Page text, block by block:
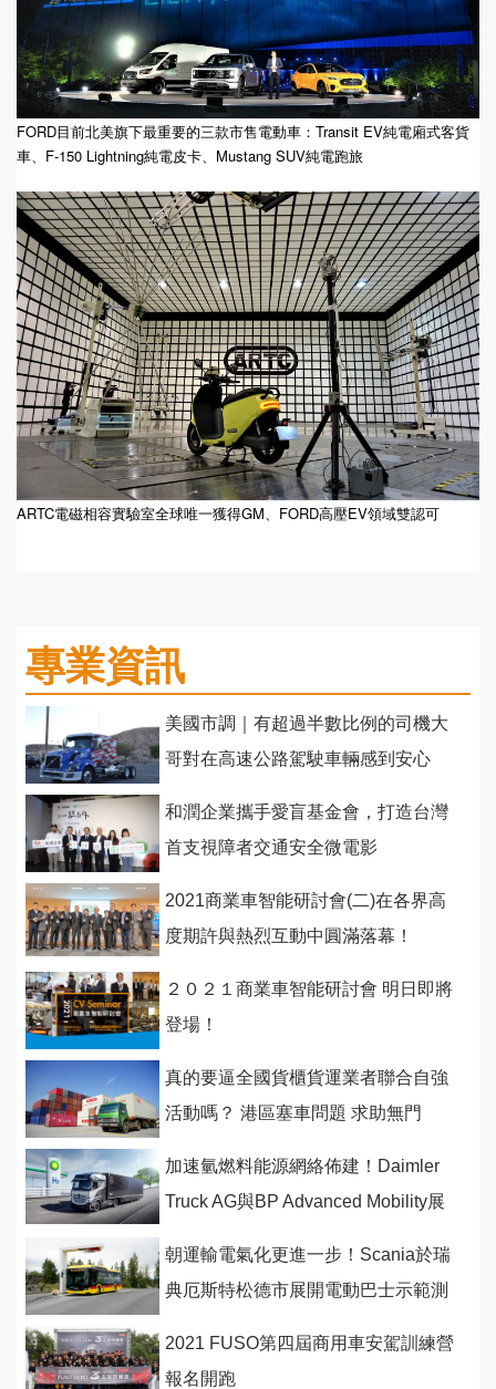
FORD目前北美旗下最重要的三款市售電動車：Transit EV純電廂式客貨
車、F-150 Lightning純電皮卡、Mustang SUV純電跑旅
ARTC電磁相容實驗室全球唯一獲得GM、FORD高壓EV領域雙認可
專業資訊
美國市調｜有超過半數比例的司機大
哥對在高速公路駕駛車輛感到安心
和潤企業攜手愛盲基金會，打造台灣
首支視障者交通安全微電影
2021商業車智能研討會(二)在各界高
度期許與熱烈互動中圓滿落幕！
２０２１商業車智能研討會 明日即將
登場！
真的要逼全國貨櫃貨運業者聯合自強
活動嗎？ 港區塞車問題 求助無門
加速氫燃料能源網絡佈建！Daimler
Truck AG與BP Advanced Mobility展
朝運輸電氣化更進一步！Scania於瑞
典厄斯特松德市展開電動巴士示範測
2021 FUSO第四屆商用車安駕訓練營
報名開跑